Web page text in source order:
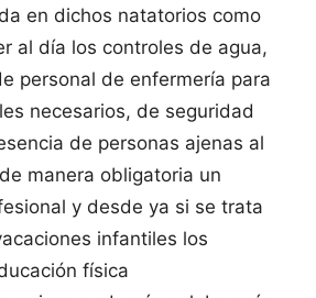
en dichos natatorios como
al día los controles de agua,
personal de enfermería para
necesarios, de seguridad
de personas ajenas al
manera obligatoria un
y desde ya si se trata
infantiles los
física